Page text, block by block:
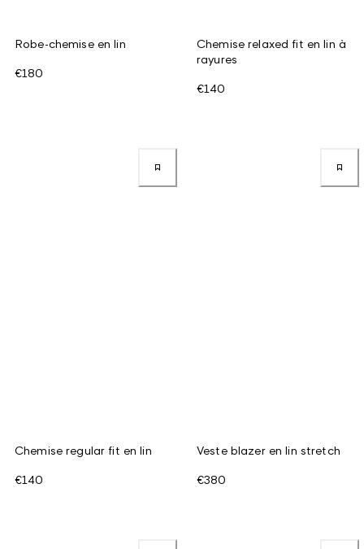
Robe-chemise en lin
€180
Chemise relaxed fit en lin à
rayures
€140
Chemise regular fit en lin
€140
Veste blazer en lin stretch
€380